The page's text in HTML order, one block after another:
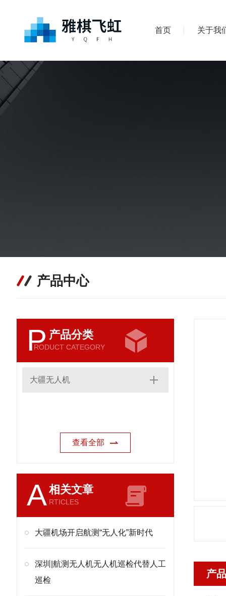
首页 关于我
产品中心
P 产品分类
RODUCT CATEGORY
大疆无人机
查看全部
A相关文章
RTICLES
大疆机场开启航测“无人化”新时代
深圳|航测无人机无人机巡检代替人工
巡检
产